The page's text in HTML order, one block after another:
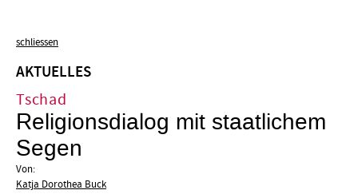
schliessen
AKTUELLES
Tschad
Religionsdialog mit staatlichem
Segen
Von:
Katja Dorothea Buck